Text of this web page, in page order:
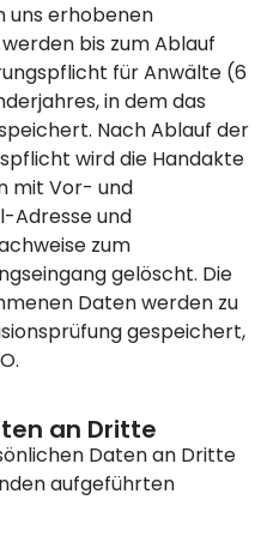
uns erhobenen
bis zum Ablauf
für Anwälte (6
in dem das
Nach Ablauf der
wird die Handakte
mit Vor- und
Adresse und
zum
gelöscht. Die
Daten werden zu
gespeichert,
an Dritte
Daten an Dritte
aufgeführten